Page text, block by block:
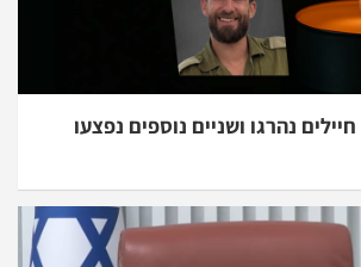
נהרגו ושניים נוספים נפצעו